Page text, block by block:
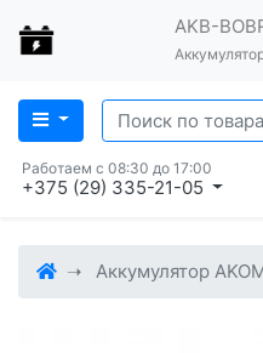
AKB-
Работаем с 08:30 до 17:00
+375 (29) 335-21-05
Аккумулятор